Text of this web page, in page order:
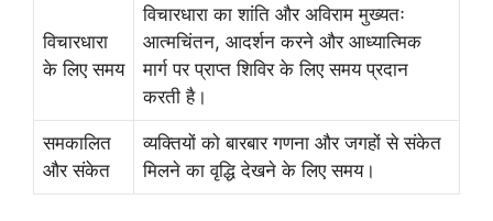
विचारधारा
के लिए समय
विचारधारा का शांति और अविराम मुख्यतः
आत्मचिंतन, आदर्शन करने और आध्यात्मिक
मार्ग पर प्राप्त शिविर के लिए समय प्रदान
करती है।
समकालित
और संकेत
व्यक्तियों को बारबार गणना और जगहों से संकेत
मिलने का वृद्धि देखने के लिए समय।